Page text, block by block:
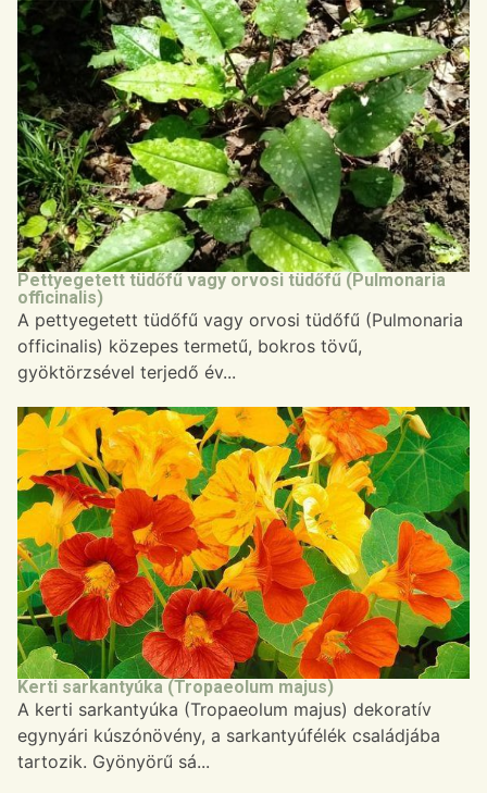
Pettyegetett tüdőfű vagy orvosi tüdőfű (Pulmonaria
officinalis)
A pettyegetett tüdőfű vagy orvosi tüdőfű (Pulmonaria
officinalis) közepes termetű, bokros tövű,
gyöktörzsével terjedő év...
Kerti sarkantyúka (Tropaeolum majus)
A kerti sarkantyúka (Tropaeolum majus) dekoratív
egynyári kúszónövény, a sarkantyúfélék családjába
tartozik. Gyönyörű sá...